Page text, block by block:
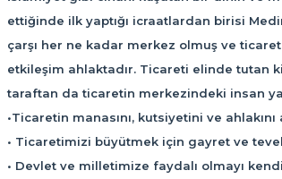
ettiğinde ilk yaptığı icraatlardan birisi
çarşı her ne kadar merkez olmuş ve
etkileşim ahlaktadır. Ticareti elinde tutan
taraftan da ticaretin merkezindeki insan
•Ticaretin manasını, kutsiyetini ve
• Ticaretimizi büyütmek için gayret ve
• Devlet ve milletimize faydalı olmayı